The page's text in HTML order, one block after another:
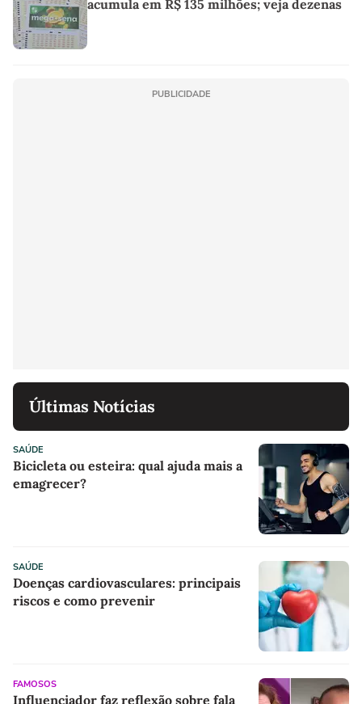
acumula em R$ 135 milhões; veja dezenas
PUBLICIDADE
Últimas Notícias
SAÚDE
Bicicleta ou esteira: qual ajuda mais a
emagrecer?
SAÚDE
Doenças cardiovasculares: principais
riscos e como prevenir
FAMOSOS
Influenciador faz reflexão sobre fala